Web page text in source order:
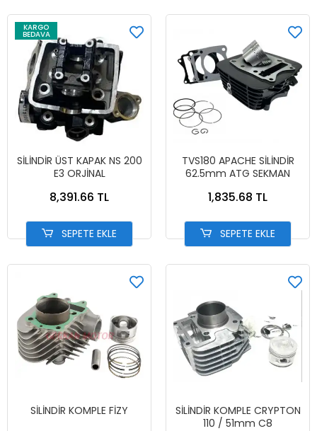
KARGO
BEDAVA
SİLİNDİR ÜST KAPAK NS 200
E3 ORJİNAL
8,391.66 TL
SEPETE EKLE
TVS180 APACHE SİLİNDİR
62.5mm ATG SEKMAN
1,835.68 TL
SEPETE EKLE
SİLİNDİR KOMPLE FİZY
SİLİNDİR KOMPLE CRYPTON
110 / 51mm C8